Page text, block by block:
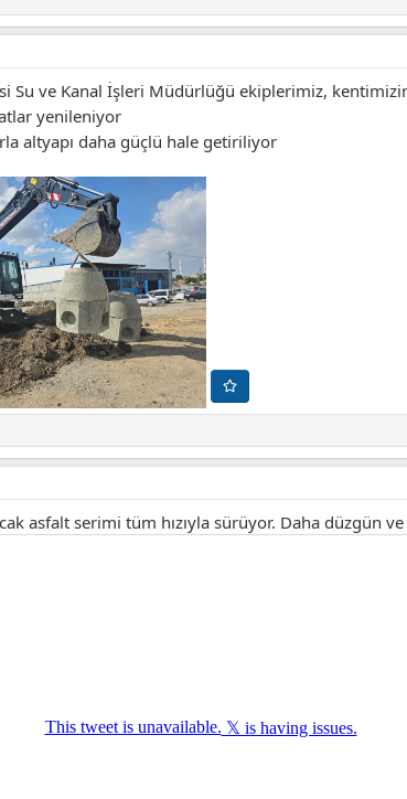
Su ve Kanal İşleri Müdürlüğü ekiplerimiz,
yenileniyor
altyapı daha güçlü hale getiriliyor
asfalt serimi tüm hızıyla sürüyor. Daha düzgün